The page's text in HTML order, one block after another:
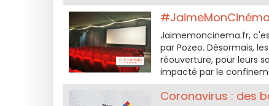
Jaimemoncinema.fr,
par Pozeo. Désormais,
réouverture, pour leurs
impacté par le
Coronavirus : des